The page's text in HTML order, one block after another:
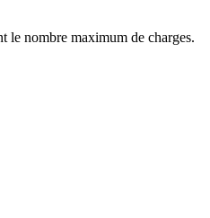
le nombre maximum de charges.